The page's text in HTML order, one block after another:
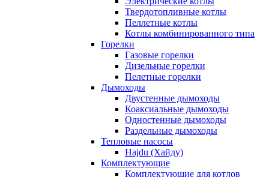
Твердотопливные котлы
Пеллетные котлы
Котлы комбинированного типа
Горелки
Газовые горелки
Дизельные горелки
Пелетные горелки
Дымоходы
Двустенные дымоходы
Коаксиальные дымоходы
Одностенные дымоходы
Раздельные дымоходы
Тепловые насосы
Hajdu (Хайду)
Комплектующие
Комплектующие для котлов